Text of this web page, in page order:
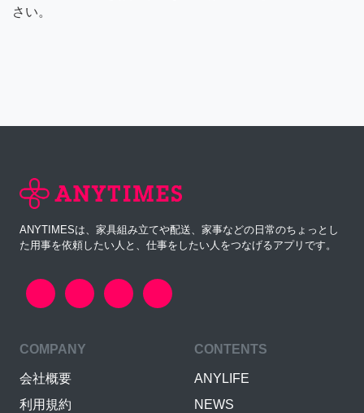
さい。
ANYTIMESは、家具組み立てや配送、家事などの日常のちょっとし
た用事を依頼したい人と、仕事をしたい人をつなげるアプリです。
COMPANY
会社概要
利用規約
CONTENTS
ANYLIFE
NEWS